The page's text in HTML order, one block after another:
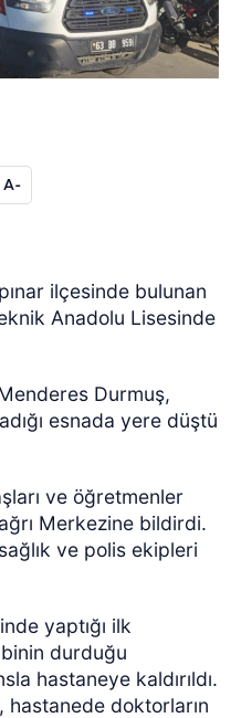
A-
ilçesinde bulunan
Anadolu Lisesinde
Durmuş,
esnada yere düştü
ve öğretmenler
Merkezine bildirdi.
ve polis ekipleri
yaptığı ilk
durduğu
hastaneye kaldırıldı.
doktorların